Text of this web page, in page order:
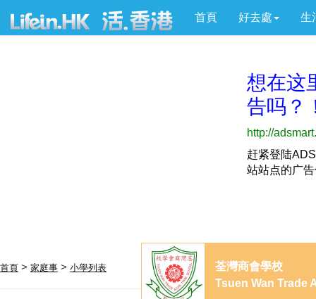
首頁 好去處 生
首頁 > 家庭事 > 小學列表
荃灣商會學校
Tsuen Wan Trade